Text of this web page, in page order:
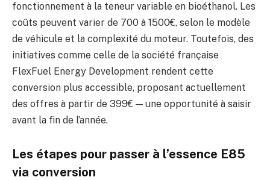
fonctionnement à la teneur variable en bioéthanol. Les
coûts peuvent varier de 700 à 1500€, selon le modèle
de véhicule et la complexité du moteur. Toutefois, des
initiatives comme celle de la société française
FlexFuel Energy Development rendent cette
conversion plus accessible, proposant actuellement
des offres à partir de 399€ — une opportunité à saisir
avant la fin de l’année.
Les étapes pour passer à l’essence E85
via conversion